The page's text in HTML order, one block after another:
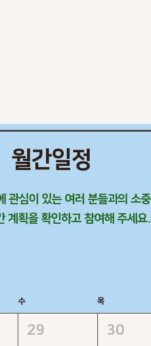
월간일정
심이 있는 여러 분들과의 소
계획을 확인하고 참여해 주세요.
수 목
29 30